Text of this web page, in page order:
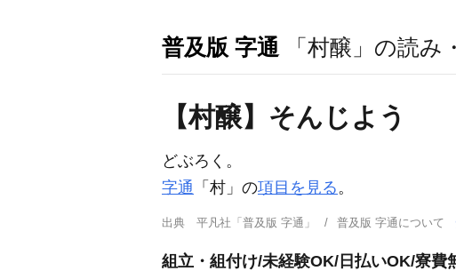
普及版 字通 「村醸」の読
【村醸】そんじよう
どぶろく。
字通 「村」の項目を見る。
出典 平凡社「普及版 字通」 普及版 字通について
組立・組付け/未経験OK/日払いOK/寮費